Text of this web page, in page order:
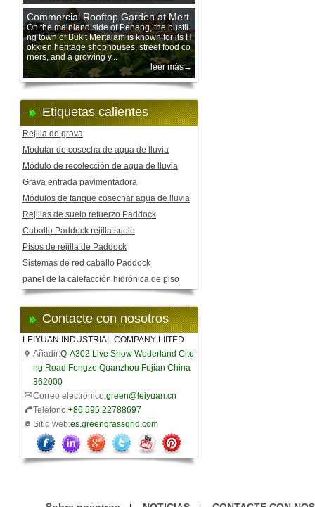
Commercial Rooftop Garden at Mert
ajam Urban Mall, Penang Mainland
On the mainland side of Penang, the bustli
ng town of Bukit Mertajam is known for its H
okkien heritage shophouses, street food co
rners, and a growing y...
leer más→
Etiquetas calientes
Rejilla de grava
Modular de cosecha de agua de lluvia
Módulo de recolección de agua de lluvia
Grava entrada pavimentadora
Módulos de tanque cosechar agua de lluvia
Rejillas de suelo refuerzo Paddock
Caballo Paddock rejilla suelo
Pisos de rejilla de Paddock
Sistemas de red caballo Paddock
panel de la calefacción hidrónica de piso
Contacte con nosotros
LEIYUAN INDUSTRIAL COMPANY LIITED
Añadir:Q-A302 Live Show Woderland Cito
ng Road Fengze Quanzhou Fujian China
362000
Correo electrónico:green@leiyuan.cn
Teléfono:+86 595 22788697
Sitio web:es.greengrassgrid.com